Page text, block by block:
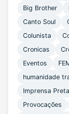
Big Brother
Canto Soul
Colunista
Cronicas
Eventos
humanidade
Imprensa Preta
Provocações